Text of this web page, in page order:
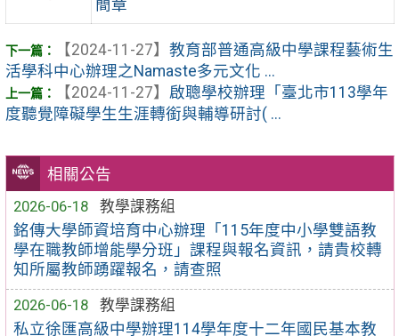
相關公告
2026-06-18
教學課務組
銘傳大學師資培育中心辦理「115年度中小學雙語教
學在職教師增能學分班」課程與報名資訊，請貴校轉
知所屬教師踴躍報名，請查照
2026-06-18
教學課務組
私立徐匯高級中學辦理114學年度十二年國民基本教
簡章
【2024-11-27】 教育部普通高級中學課程藝術生
活學科中心辦理之Namaste多元文化 ...
【2024-11-27】 啟聰學校辦理「臺北市113學年
度聽覺障礙學生生涯轉銜與輔導研討( ...